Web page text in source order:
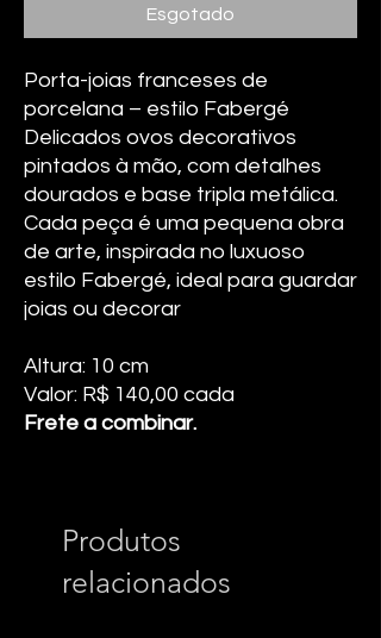
Esgotado
Porta-joias franceses de
porcelana – estilo Fabergé
Delicados ovos decorativos
pintados à mão, com detalhes
dourados e base tripla metálica.
Cada peça é uma pequena obra
de arte, inspirada no luxuoso
estilo Fabergé, ideal para guardar
joias ou decorar
Altura: 10 cm
Valor: R$ 140,00 cada
Frete a combinar.
Produtos
relacionados